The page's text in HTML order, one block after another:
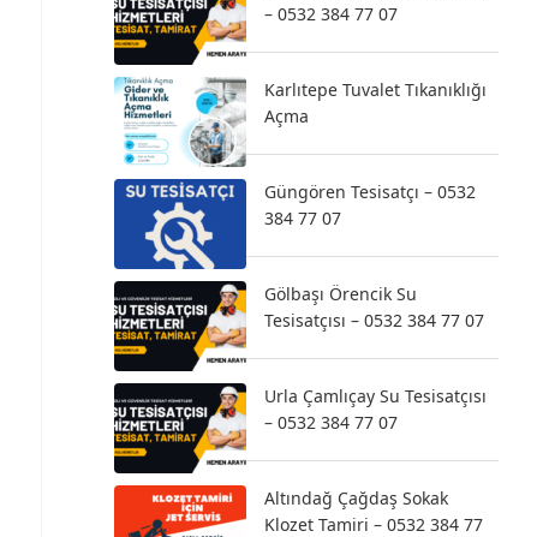
– 0532 384 77 07
Karlıtepe Tuvalet Tıkanıklığı
Açma
Güngören Tesisatçı – 0532
384 77 07
Gölbaşı Örencik Su
Tesisatçısı – 0532 384 77 07
Urla Çamlıçay Su Tesisatçısı
– 0532 384 77 07
Altındağ Çağdaş Sokak
Klozet Tamiri – 0532 384 77